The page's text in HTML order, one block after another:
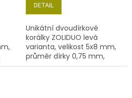
DETAIL
Unikátní dvoudírkové
korálky ZOLIDUO levá
varianta, velikost 5x8 mm,
průměr dírky 0,75 mm,
obsah balení 20 ks nebo